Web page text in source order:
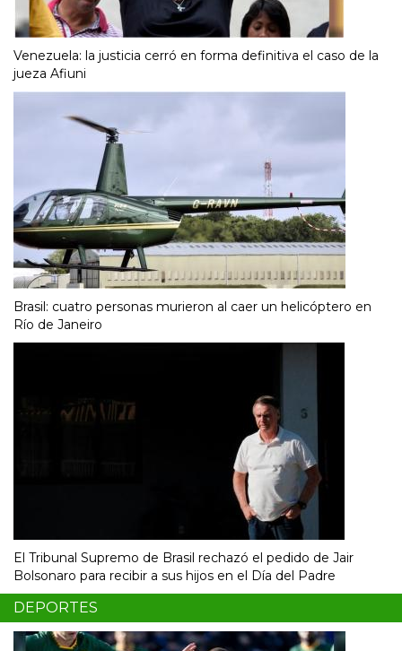
Venezuela: la justicia cerró en forma definitiva el caso de la
jueza Afiuni
Brasil: cuatro personas murieron al caer un helicóptero en
Río de Janeiro
El Tribunal Supremo de Brasil rechazó el pedido de Jair
Bolsonaro para recibir a sus hijos en el Día del Padre
DEPORTES